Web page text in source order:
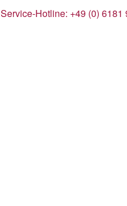
Service-Hotline: +49 (0) 6181